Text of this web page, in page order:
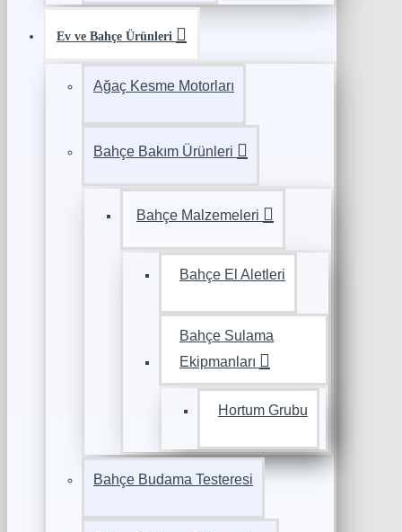
Ev ve Bahçe Ürünleri
Ağaç Kesme Motorları
Bahçe Bakım Ürünleri
Bahçe Malzemeleri
Bahçe El Aletleri
Bahçe Sulama
Ekipmanları
Hortum Grubu
Bahçe Budama Testeresi